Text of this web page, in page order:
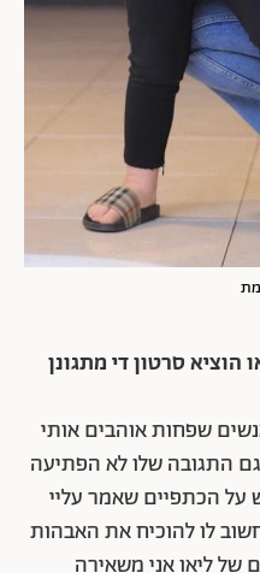
סרטון די מתגונן
שפחות אוהבים אותי
גם התגובה שלו לא הפתיעה
על הכתפיים שאמר עליי
לו להוכיח את האבהות
של ליאו אני משאירה